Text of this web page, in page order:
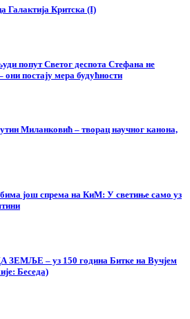
Галактија Критска (I)
попут Светог деспота Стефана не
постају мера будућности
Миланковић – творац научног канона,
још спрема на КиМ: У светиње само уз
ЗЕМЉЕ – уз 150 година Битке на Вучјем
Беседа)